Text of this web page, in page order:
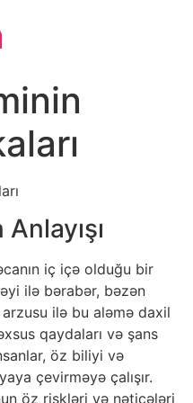
iç içə olduğu bir
ilə bərabər, bəzən
ilə bu aləmə daxil
qaydaları və şans
öz biliyi və
çevirməyə çalışır.
öz riskləri və nəticələri